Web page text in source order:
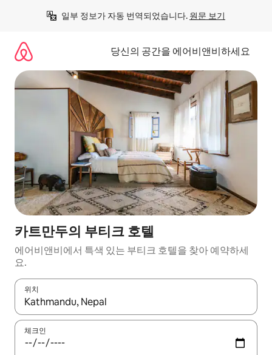
일부 정보가 자동 번역되었습니다. 원문 보기
당신의 공간을 에어비앤비하세요
카트만두의 부티크 호텔
에어비앤비에서 특색 있는 부티크 호텔을 찾아 예약하세
요.
위치
결과가 나오면 위·아래 화살표 키를 사용하거나 터치 또는 스와이
체크인